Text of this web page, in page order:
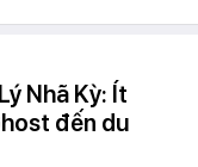
Nhã Kỳ: Ít
đến du